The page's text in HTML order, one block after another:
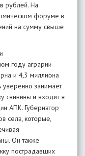
рублей. На
форуме в
на сумму свыше
году аграрии
и 4,3 миллиона
уверенно занимает
свинины и входит в
АПК. Губернатор
села, которые,
Он также
пострадавших